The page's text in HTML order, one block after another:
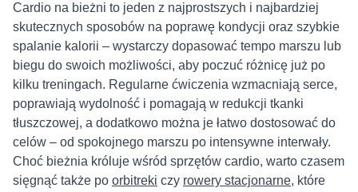
Cardio na bieżni to jeden z najprostszych i najbardziej
skutecznych sposobów na poprawę kondycji oraz szybkie
spalanie kalorii – wystarczy dopasować tempo marszu lub
biegu do swoich możliwości, aby poczuć różnicę już po
kilku treningach. Regularne ćwiczenia wzmacniają serce,
poprawiają wydolność i pomagają w redukcji tkanki
tłuszczowej, a dodatkowo można je łatwo dostosować do
celów – od spokojnego marszu po intensywne interwały.
Choć bieżnia króluje wśród sprzętów cardio, warto czasem
sięgnąć także po orbitreki czy rowery stacjonarne, które